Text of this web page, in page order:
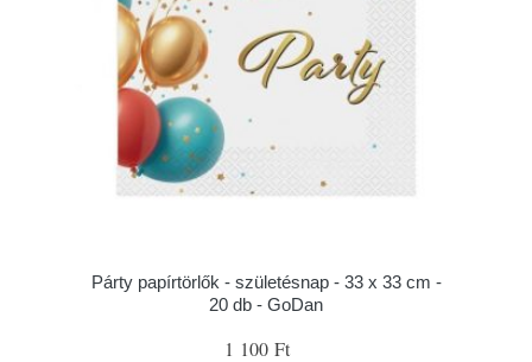
Párty papírtörlők - születésnap - 33 x 33 cm -
20 db - GoDan
1 100 Ft